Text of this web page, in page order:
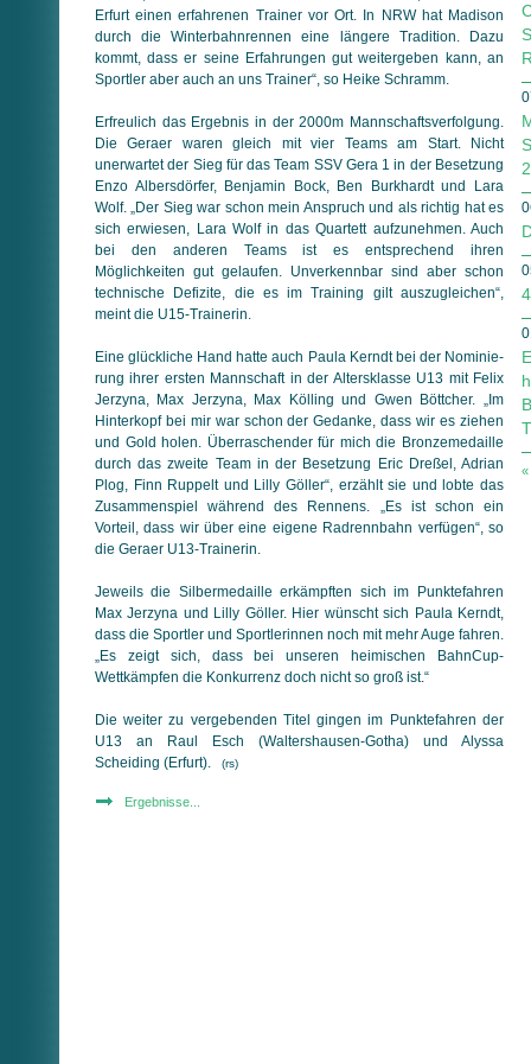
Erfurt einen erfahrenen Trainer vor Ort. In NRW hat Madison
durch die Winterbahnrennen eine längere Tradition. Dazu
kommt, dass er seine Erfahrungen gut weitergeben kann, an
Sportler aber auch an uns Trainer“, so Heike Schramm.
Erfreulich das Ergebnis in der 2000m Mannschaftsverfolgung.
Die Geraer waren gleich mit vier Teams am Start. Nicht
unerwartet der Sieg für das Team SSV Gera 1 in der Besetzung
Enzo Albersdörfer, Benjamin Bock, Ben Burkhardt und Lara
Wolf. „Der Sieg war schon mein Anspruch und als richtig hat es
sich erwiesen, Lara Wolf in das Quartett aufzunehmen. Auch
bei den anderen Teams ist es entsprechend ihren
Möglichkeiten gut gelaufen. Unverkennbar sind aber schon
technische Defizite, die es im Training gilt auszugleichen“,
meint die U15-Trainerin.
Eine glückliche Hand hatte auch Paula Kerndt bei der No­mi­nie­
rung ihrer ersten Mannschaft in der Altersklasse U13 mit Felix
Jerzyna, Max Jerzyna, Max Kölling und Gwen Böttcher. „Im
Hinterkopf bei mir war schon der Gedanke, dass wir es ziehen
und Gold holen. Überraschender für mich die Bronzemedaille
durch das zweite Team in der Besetzung Eric Dreßel, Adrian
Plog, Finn Ruppelt und Lilly Göller“, erzählt sie und lobte das
Zusammenspiel während des Rennens. „Es ist schon ein
Vorteil, dass wir über eine eigene Radrennbahn verfügen“, so
die Geraer U13-Trainerin.
Jeweils die Silbermedaille erkämpften sich im Punktefahren
Max Jerzyna und Lilly Göller. Hier wünscht sich Paula Kerndt,
dass die Sportler und Sportlerinnen noch mit mehr Auge fahren.
„Es zeigt sich, dass bei unseren heimischen BahnCup-
Wettkämpfen die Konkurrenz doch nicht so groß ist.“
Die weiter zu vergebenden Titel gingen im Punktefahren der
U13 an Raul Esch (Waltershausen-Gotha) und Alyssa
Scheiding (Erfurt).
(rs)
Ergebnisse...
«